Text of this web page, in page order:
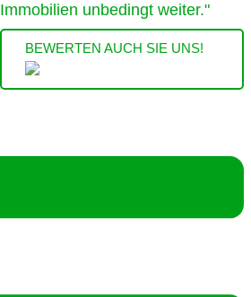
Immobilien unbedingt weiter."
BEWERTEN AUCH SIE UNS!